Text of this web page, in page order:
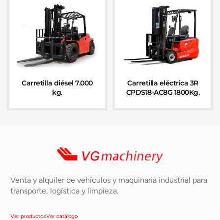
Carretilla diésel 7.000
kg.
Carretilla eléctrica 3R
CPDS18-AC8G 1800Kg.
Venta y alquiler de vehículos y maquinaria industrial para
transporte, logística y limpieza.
Ver productosVer catálogo